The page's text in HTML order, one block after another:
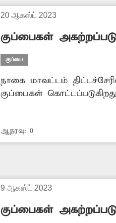
20 ஆகஸ்ட் 2023
குப்பைகள்
குப்பை
நாகை மாவட்டம்
குப்பைகள்
கிடக்கும் குப்பைகளால்
சம்பந்தப்பட்ட அதிகாரிகள்
எடுக்க வேண்டும்.
ஆதரவு: 0
9 ஆகஸ்ட் 2023
குப்பைகள்